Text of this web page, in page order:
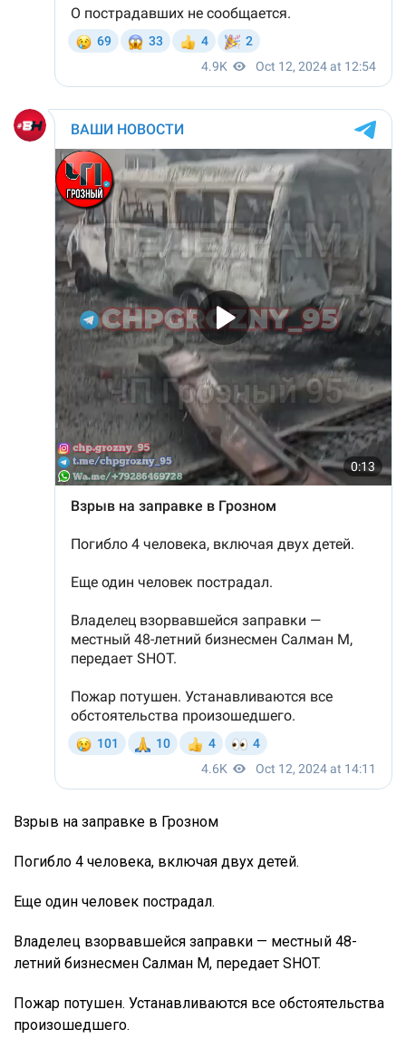
Взрыв на заправке в Грозном
Погибло 4 человека, включая двух детей.
Еще один человек пострадал.
Владелец взорвавшейся заправки — местный 48-
летний бизнесмен Салман М, передает SHOT.
Пожар потушен. Устанавливаются все обстоятельства
произошедшего.